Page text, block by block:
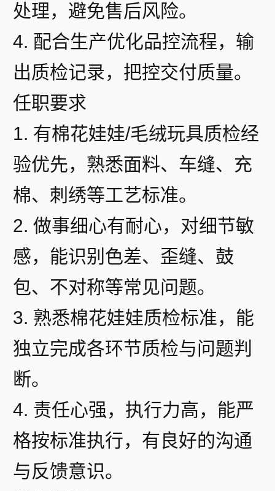
处理，避免售后风险。
4. 配合生产优化品控流程，输
出质检记录，把控交付质量。
任职要求
1. 有棉花娃娃/毛绒玩具质检经
验优先，熟悉面料、车缝、充
棉、刺绣等工艺标准。
2. 做事细心有耐心，对细节敏
感，能识别色差、歪缝、鼓
包、不对称等常见问题。
3. 熟悉棉花娃娃质检标准，能
独立完成各环节质检与问题判
断。
4. 责任心强，执行力高，能严
格按标准执行，有良好的沟通
与反馈意识。